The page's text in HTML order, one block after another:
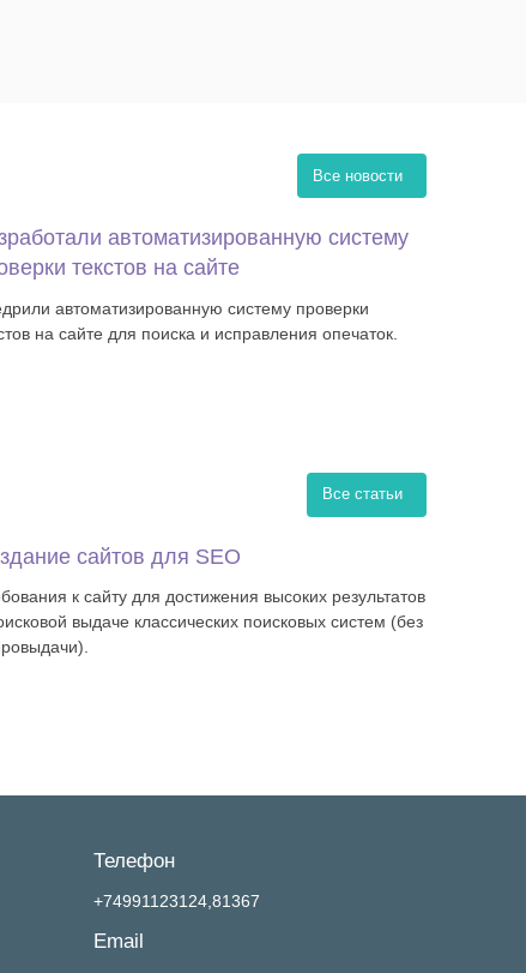
Все новости
автоматизированную систему
текстов на сайте
автоматизированную систему проверки
на сайте для поиска и исправления опечаток.
Все статьи
сайтов для SEO
к сайту для достижения высоких результатов
выдаче классических поисковых систем (без
Телефон
+74991123124,81367
Email